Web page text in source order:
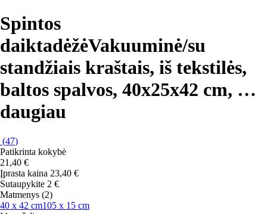
Spintos
daiktadėžėVakuuminė/su
standžiais kraštais, iš tekstilės,
baltos spalvos, 40x25x42 cm, …
daugiau
(47)
Patikrinta kokybė
21,40 €
Įprasta kaina 23,40 €
Sutaupykite 2 €
Matmenys (2)
40 x 42 cm105 x 15 cm